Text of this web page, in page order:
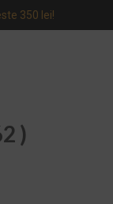
350 lei!
)